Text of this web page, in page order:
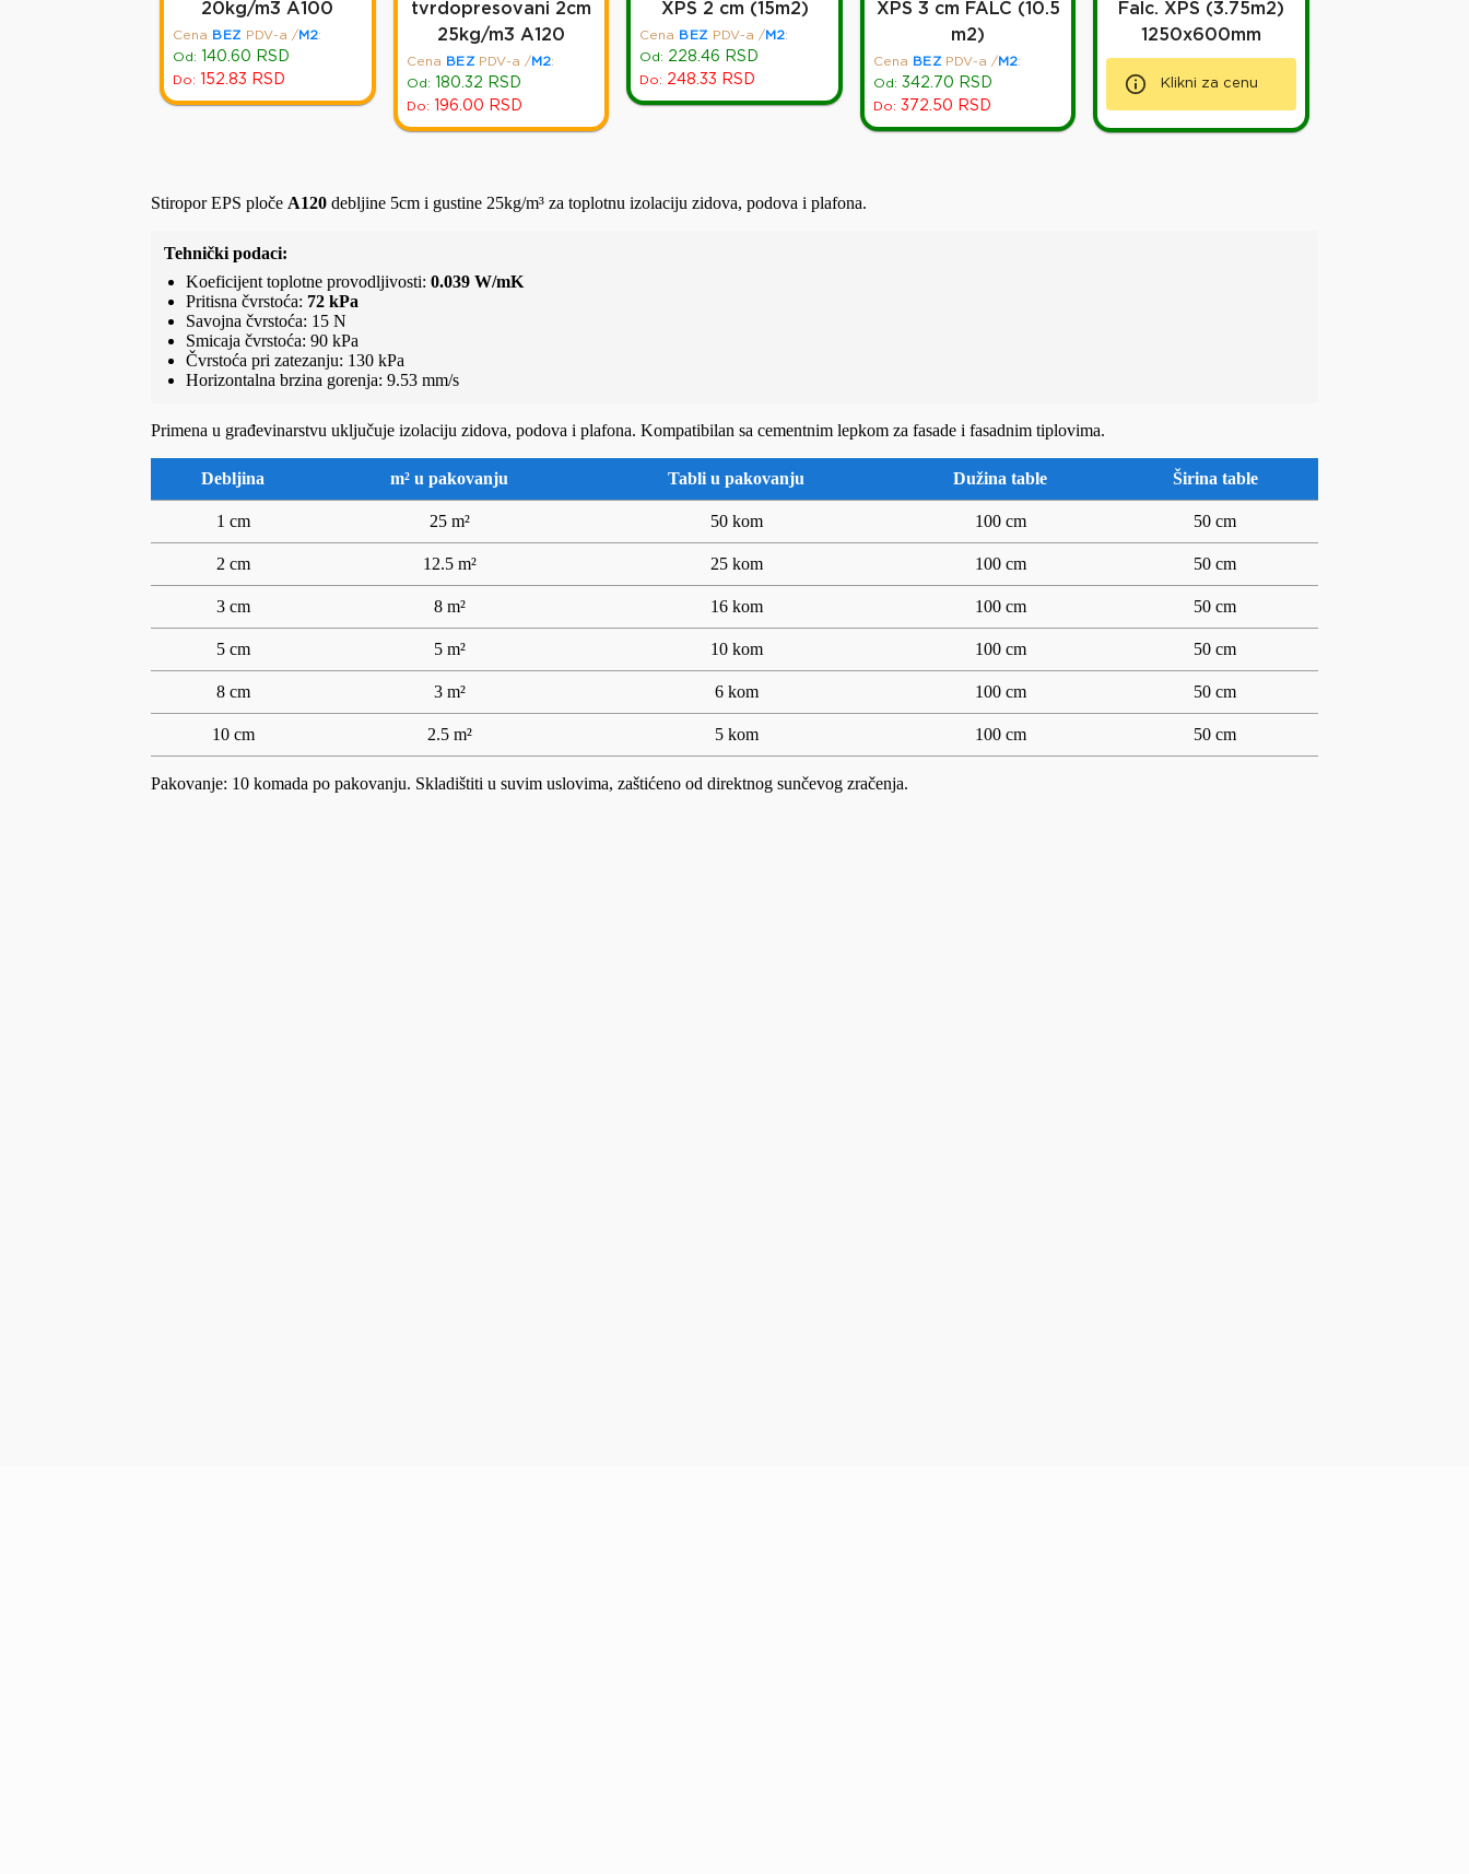
20kg/m3 A100
Cena BEZ PDV-a / M2:
Od:
140.60 RSD
Do: 152.83 RSD
tvrdopresovani 2cm
25kg/m3 A120
Cena BEZ PDV-a / M2:
Od:
180.32 RSD
Do: 196.00 RSD
XPS 2 cm (15m2)
Cena BEZ PDV-a / M2:
Od: 228.46 RSD
Do: 248.33 RSD
XPS 3 cm FALC (10.5
m2)
Cena BEZ PDV-a / M2:
Od: 342.70 RSD
Do: 372.50 RSD
Falc. XPS (3.75m2)
1250x600mm
Klikni za cenu
Stiropor EPS ploče A120 debljine 5cm i gustine 25kg/m³ za toplotnu izolaciju zidova, podova i plafona.
Tehnički podaci:
Koeficijent toplotne provodljivosti: 0.039 W/mK
Pritisna čvrstoća: 72 kPa
Savojna čvrstoća: 15 N
Smicaja čvrstoća: 90 kPa
Čvrstoća pri zatezanju: 130 kPa
Horizontalna brzina gorenja: 9.53 mm/s
Primena u građevinarstvu uključuje izolaciju zidova, podova i plafona. Kompatibilan sa cementnim lepkom za fasade i fasadnim tiplovima.
Debljina m² u pakovanju Tabli u pakovanju Dužina table Širina table
1 cm 25 m² 50 kom 100 cm 50 cm
2 cm 12.5 m² 25 kom 100 cm 50 cm
3 cm 8 m² 16 kom 100 cm 50 cm
5 cm 5 m² 10 kom 100 cm 50 cm
8 cm 3 m² 6 kom 100 cm 50 cm
10 cm 2.5 m² 5 kom 100 cm 50 cm
Pakovanje: 10 komada po pakovanju. Skladištiti u suvim uslovima, zaštićeno od direktnog sunčevog zračenja.